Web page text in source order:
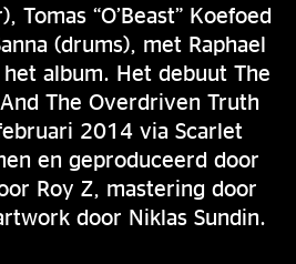
Tomas “O’Beast” Koefoed
(drums), met Raphael
album. Het debuut The
The Overdriven Truth
2014 via Scarlet
en geproduceerd door
Roy Z, mastering door
door Niklas Sundin.